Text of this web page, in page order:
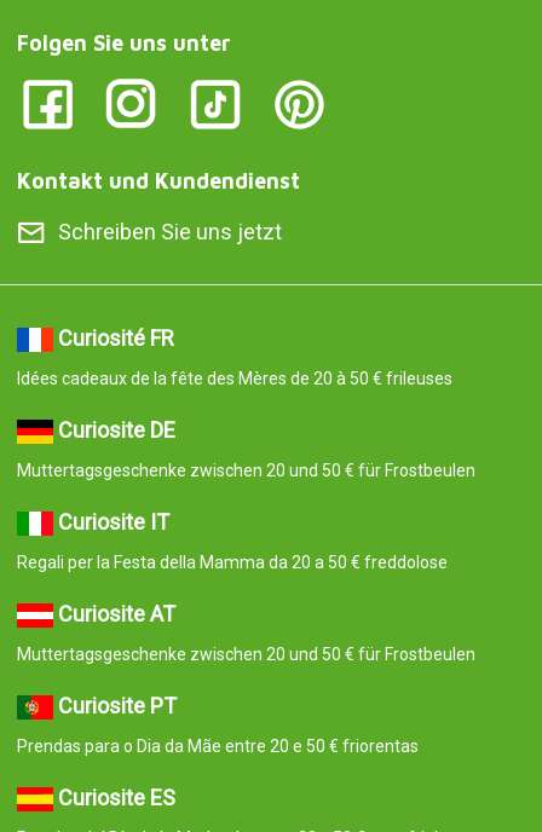
Folgen Sie uns unter
Kontakt und Kundendienst
Schreiben Sie uns jetzt
Curiosité FR
Idées cadeaux de la fête des Mères de 20 à 50 € frileuses
Curiosite DE
Muttertagsgeschenke zwischen 20 und 50 € für Frostbeulen
Curiosite IT
Regali per la Festa della Mamma da 20 a 50 € freddolose
Curiosite AT
Muttertagsgeschenke zwischen 20 und 50 € für Frostbeulen
Curiosite PT
Prendas para o Dia da Mãe entre 20 e 50 € friorentas
Curiosite ES